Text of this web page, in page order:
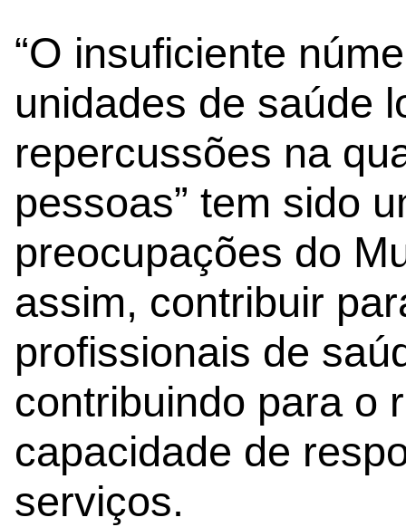
“O insuficiente
unidades de saúde
repercussões na
pessoas” tem sido
preocupações do
assim, contribuir
profissionais de
contribuindo para o
capacidade de
serviços.